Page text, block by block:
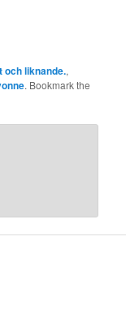
och liknande.,
. Bookmark the